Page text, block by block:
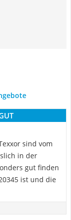
sind vom
in der
gut finden
ist und die